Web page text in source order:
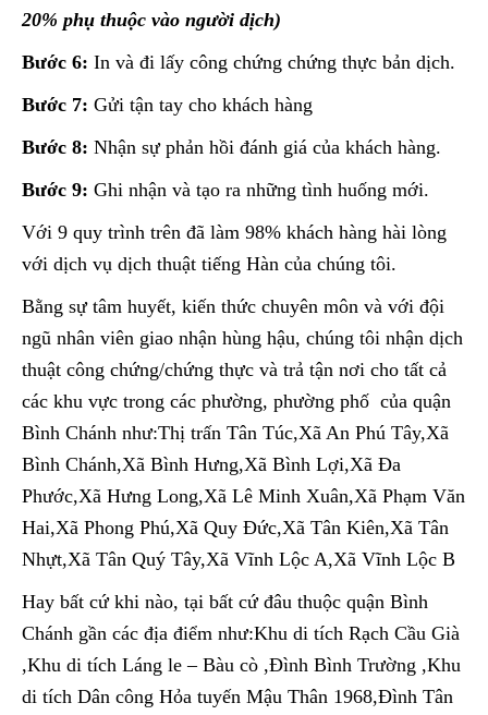
20% phụ thuộc vào người dịch)
Bước 6: In và đi lấy công chứng chứng thực bản dịch.
Bước 7: Gửi tận tay cho khách hàng
Bước 8: Nhận sự phản hồi đánh giá của khách hàng.
Bước 9: Ghi nhận và tạo ra những tình huống mới.
Với 9 quy trình trên đã làm 98% khách hàng hài lòng
với dịch vụ dịch thuật tiếng Hàn của chúng tôi.
Bằng sự tâm huyết, kiến thức chuyên môn và với đội
ngũ nhân viên giao nhận hùng hậu, chúng tôi nhận dịch
thuật công chứng/chứng thực và trả tận nơi cho tất cả
các khu vực trong các phường, phường phố của quận
Bình Chánh như:Thị trấn Tân Túc,Xã An Phú Tây,Xã
Bình Chánh,Xã Bình Hưng,Xã Bình Lợi,Xã Đa
Phước,Xã Hưng Long,Xã Lê Minh Xuân,Xã Phạm Văn
Hai,Xã Phong Phú,Xã Quy Đức,Xã Tân Kiên,Xã Tân
Nhựt,Xã Tân Quý Tây,Xã Vĩnh Lộc A,Xã Vĩnh Lộc B
Hay bất cứ khi nào, tại bất cứ đâu thuộc quận Bình
Chánh gần các địa điểm như:Khu di tích Rạch Cầu Già
,Khu di tích Láng le – Bàu cò ,Đình Bình Trường ,Khu
di tích Dân công Hỏa tuyến Mậu Thân 1968,Đình Tân